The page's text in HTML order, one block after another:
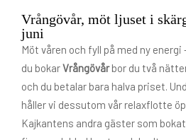
Vrångövår, möt ljuset i
juni
Möt våren och fyll på med ny
du bokarVrångövårbor du två
och du betalar bara halva priset.
håller vi dessutom vår relaxflotte
Kajkantens andra gäster som